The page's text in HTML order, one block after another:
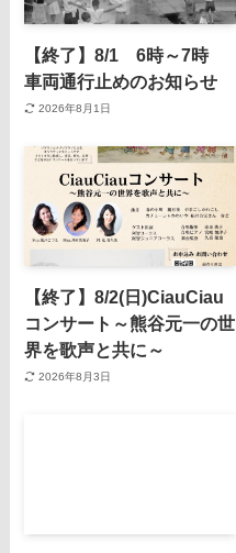
【終了】8/1 6時～7時
車両通行止めのお知らせ
2026年8月1日
【終了】8/2(日)CiauCiau
コンサート～熊谷元一の世
界を歌声と共に～
2026年8月3日